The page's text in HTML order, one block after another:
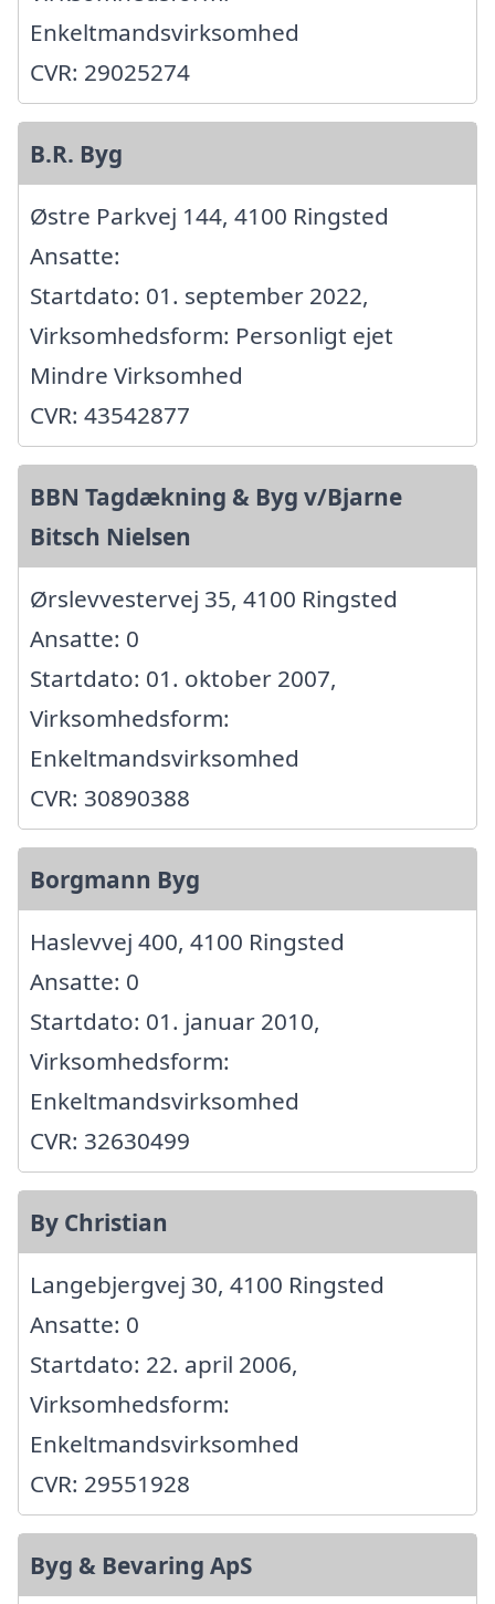
Enkeltmandsvirksomhed
CVR: 29025274
B.R. Byg
Østre Parkvej 144, 4100 Ringsted
Ansatte:
Startdato: 01. september 2022,
Virksomhedsform: Personligt ejet
Mindre Virksomhed
CVR: 43542877
BBN Tagdækning & Byg v/Bjarne
Bitsch Nielsen
Ørslevvestervej 35, 4100 Ringsted
Ansatte: 0
Startdato: 01. oktober 2007,
Virksomhedsform:
Enkeltmandsvirksomhed
CVR: 30890388
Borgmann Byg
Haslevvej 400, 4100 Ringsted
Ansatte: 0
Startdato: 01. januar 2010,
Virksomhedsform:
Enkeltmandsvirksomhed
CVR: 32630499
By Christian
Langebjergvej 30, 4100 Ringsted
Ansatte: 0
Startdato: 22. april 2006,
Virksomhedsform:
Enkeltmandsvirksomhed
CVR: 29551928
Byg & Bevaring ApS